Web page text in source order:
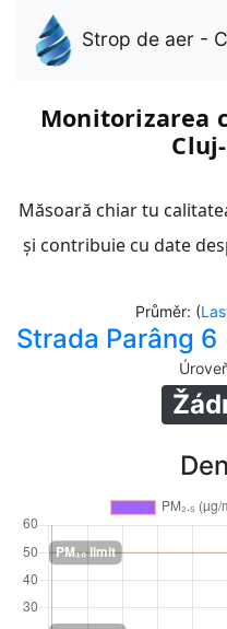
Strop de aer -
Monitorizarea
Măsoară chiar tu
și contribuie cu date
Průměr: (
Strada Parâng 6